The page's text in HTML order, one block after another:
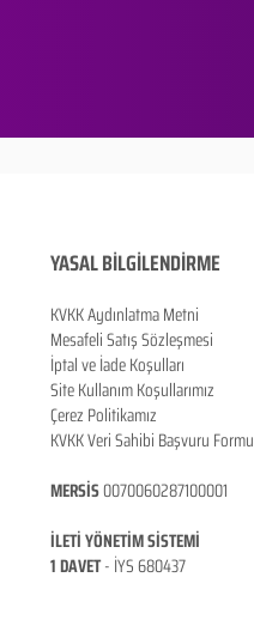
YASAL BİLGİLENDİRME
KVKK Aydınlatma Metni
Mesafeli Satış Sözleşmesi
İptal ve İade Koşulları
Site Kullanım Koşullarımız
Çerez Politikamız
KVKK Veri Sahibi Başvuru Formu
MERSİS0070060287100001
İLETİ YÖNETİM SİSTEMİ
1 DAVET- İYS 680437